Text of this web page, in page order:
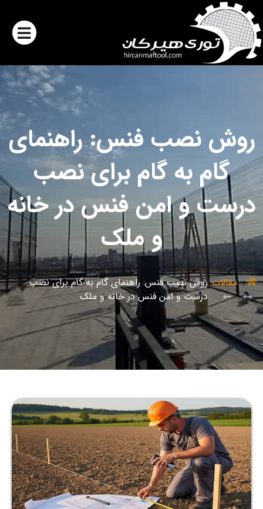
روش نصب فنس: راهنمای
گام به گام برای نصب
درست و امن فنس در خانه
و ملک
مقالات روش نصب فنس: راهنمای گام به گام برای نصب
درست و امن فنس در خانه و ملک